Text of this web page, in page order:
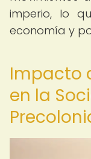
imperio, lo
economía y
Impacto
en la